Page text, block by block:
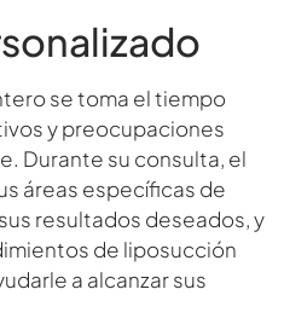
se toma el tiempo
y preocupaciones
Durante su consulta, el
áreas específicas de
resultados deseados, y
de liposucción
a alcanzar sus